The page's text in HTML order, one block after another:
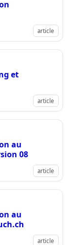
article
et
article
au
08
article
au
article